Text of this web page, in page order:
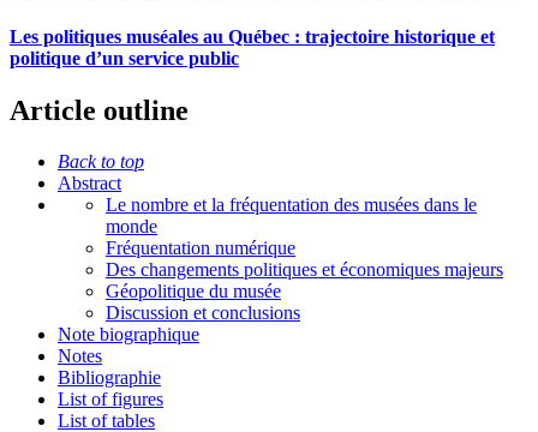
Les politiques muséales au Québec : trajectoire historique et
politique d’un service public
Article outline
Back to top
Abstract
Le nombre et la fréquentation des musées dans le
monde
Fréquentation numérique
Des changements politiques et économiques majeurs
Géopolitique du musée
Discussion et conclusions
Note biographique
Notes
Bibliographie
List of figures
List of tables